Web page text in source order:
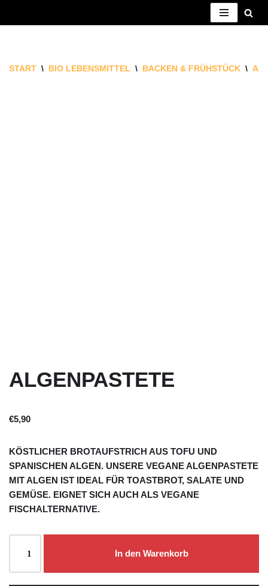
START \ BIO LEBENSMITTEL \ BACKEN & FRÜHSTÜCK \
ALGENPASTETE
€5,90
KÖSTLICHER BROTAUFSTRICH AUS TOFU UND
SPANISCHEN ALGEN. UNSERE VEGANE ALGENPASTETE
MIT ALGEN IST IDEAL FÜR TOASTBROT, SALATE UND
GEMÜSE. EIGNET SICH AUCH ALS VEGANE
FISCHALTERNATIVE.
In den Warenkorb